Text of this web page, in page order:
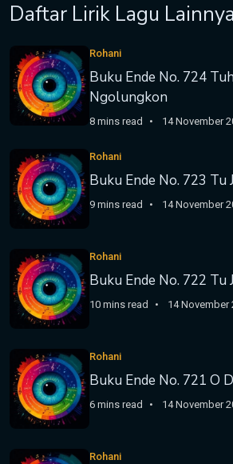
Daftar Lirik Lagu Lainnya
Rohani
Buku Ende No. 724
Ngolungkon
8 mins read 14 November
Rohani
Buku Ende No. 723 Tu
9 mins read 14 November
Rohani
Buku Ende No. 722 Tu
10 mins read 14 November
Rohani
Buku Ende No. 721 O
6 mins read 14 November
Rohani